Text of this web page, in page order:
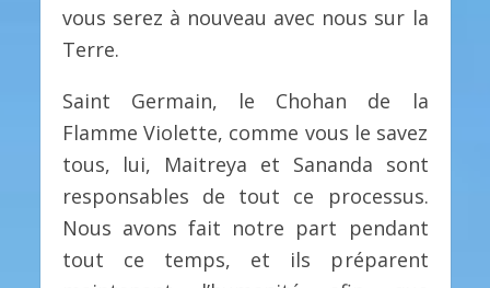
vous serez à nouveau avec nous sur la
Terre.
Saint Germain, le Chohan de la
Flamme Violette, comme vous le savez
tous, lui, Maitreya et Sananda sont
responsables de tout ce processus.
Nous avons fait notre part pendant
tout ce temps, et ils préparent